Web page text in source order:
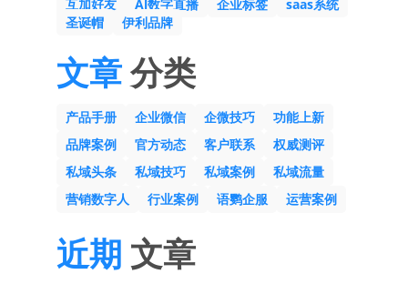
互加好友
Al数字直播 企业标签
saas系统
圣诞帽
伊利品牌
文章分类
产品手册 企业微信 企微技巧
功能上新
品牌案例
官方动态 客户联系
权威测评
私域头条
私域技巧 私域案例
私域流量
营销数字人
行业案例 语鹦企服 运营案例
近期 文章